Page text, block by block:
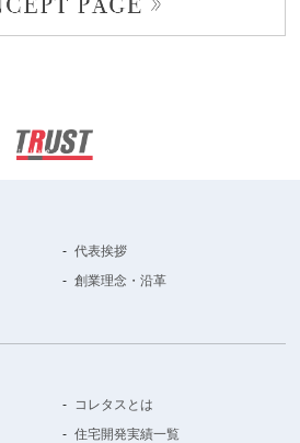
代表挨拶
創業理念・沿革
コレタスとは
住宅開発実績一覧